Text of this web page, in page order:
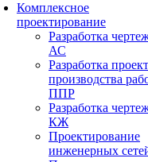
Комплексное
проектирование
Разработка
АС
Разработка
производства
ППР
Разработка
КЖ
Проектирование
инженерных